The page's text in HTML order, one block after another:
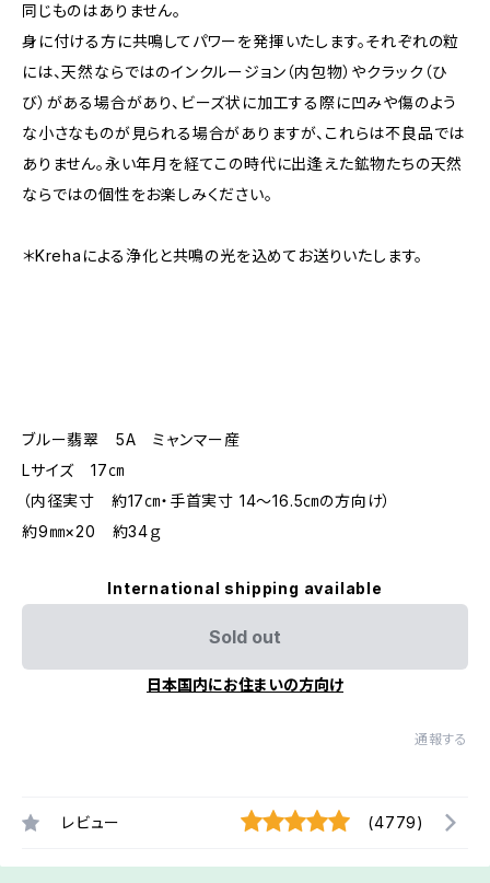
同じものはありません。
身に付ける方に共鳴してパワーを発揮いたします。それぞれの粒
には、天然ならではのインクルージョン（内包物）やクラック（ひ
び）がある場合があり、ビーズ状に加工する際に凹みや傷のよう
な小さなものが見られる場合がありますが、これらは不良品では
ありません。永い年月を経てこの時代に出逢えた鉱物たちの天然
ならではの個性をお楽しみください。
＊Krehaによる浄化と共鳴の光を込めてお送りいたします。
ブルー翡翠 5A ミャンマー産
Lサイズ 17㎝
（内径実寸 約17㎝・手首実寸 14～16.5㎝の方向け）
約9㎜×20 約34ｇ
International shipping available
Sold out
日本国内にお住まいの方向け
通報する
レビュー (4779)